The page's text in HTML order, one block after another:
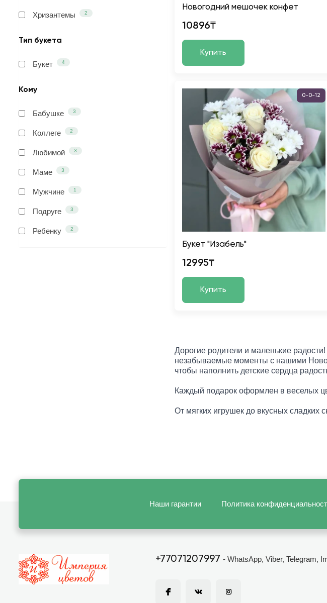
Хризантемы 2
Тип букета
Букет 4
Кому
Бабушке 3
Коллеге 2
Любимой 3
Маме 3
Мужчине 1
Подруге 3
Ребенку 2
Новогодний мешочек конфет
10896₸
Купить
0-0-12
Букет "Изабель"
12995₸
Купить
Дорогие родители и маленькие
незабываемые моменты с нашими
чтобы наполнить детские сердца
Каждый подарок оформлен в веселых
От мягких игрушек до вкусных сладких
Наши гарантии Политика
+77071207997 - WhatsApp, Viber, Telegram,